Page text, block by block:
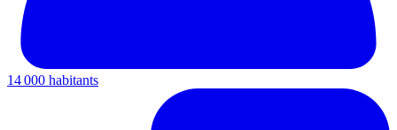
14 000 habitants